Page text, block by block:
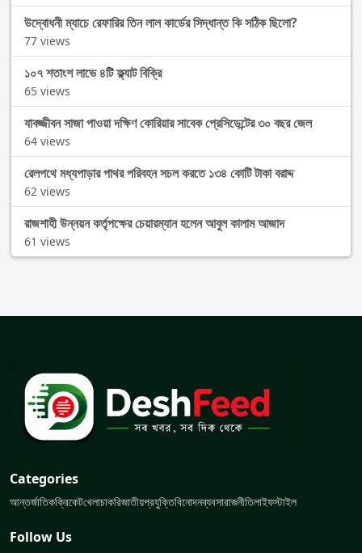
উদ্বোধনী ম্যাচে রেফারির তিন লাল কার্ডের সিদ্ধান্ত কি সঠিক ছিলো?
77 views
১০৭ শতাংশ লাভে ৪টি ফ্ল্যাট বিক্রি
65 views
যাবজ্জীবন সাজা পাওয়া দক্ষিণ কোরিয়ার সাবেক প্রেসিডেন্টের ৩০ বছর জেল
64 views
রেলপথে মধ্যপাড়ার পাথর পরিবহন সচল করতে ১৩৪ কোটি টাকা বরাদ্দ
62 views
রাজশাহী উন্নয়ন কর্তৃপক্ষের চেয়ারম্যান হলেন আবুল কালাম আজাদ
61 views
Categories
আন্তর্জাতিকক্রিকেটখেলাচাকরিজাতীয়প্রযুক্তিবিনোদনব্যবসারাজনীতিলাইফস্টাইল
Follow Us